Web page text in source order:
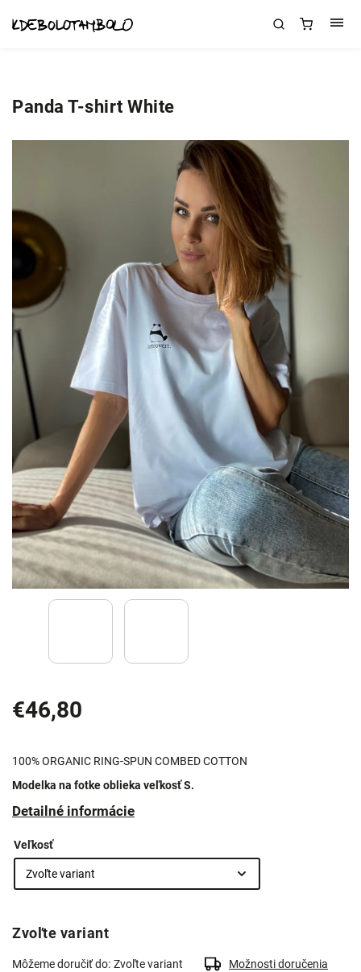
Panda T-shirt White
€46,80
100% ORGANIC RING-SPUN COMBED COTTON
Modelka na fotke oblieka veľkosť S.
Detailné informácie
Veľkosť
Zvoľte variant
Môžeme doručiť do: Zvoľte variant Možnosti doručenia